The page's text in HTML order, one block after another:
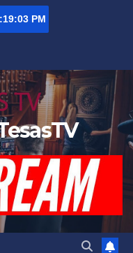
PM